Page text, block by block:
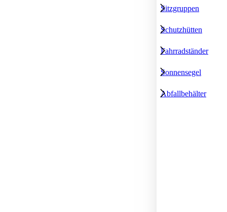
Sitzgruppen
Schutzhütten
Fahrradständer
Sonnensegel
Abfallbehälter